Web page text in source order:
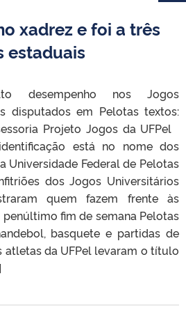
xadrez e foi a três
estaduais
desempenho nos Jogos
disputados em Pelotas textos:
Projeto Jogos da UFPel
está no nome dos
Federal de Pelotas
dos Jogos Universitários
quem fazem frente às
fim de semana Pelotas
basquete e partidas de
atletas da UFPel levaram o título